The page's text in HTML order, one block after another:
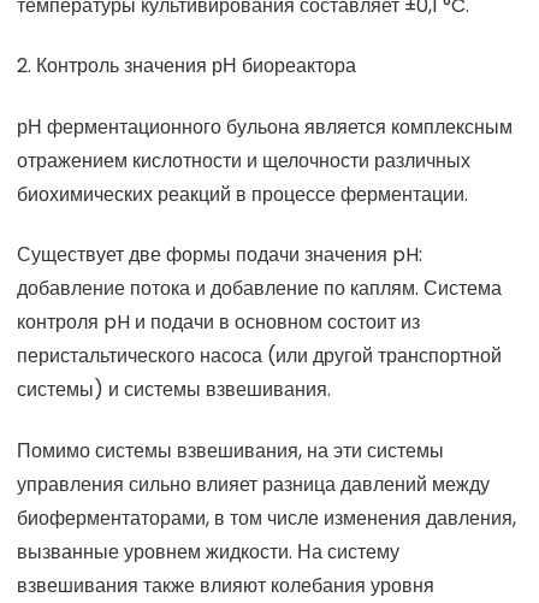
2. Контроль значения рН биореактора
рН ферментационного бульона является комплексным
отражением кислотности и щелочности различных
биохимических реакций в процессе ферментации.
Существует две формы подачи значения pH:
добавление потока и добавление по каплям. Система
контроля pH и подачи в основном состоит из
перистальтического насоса (или другой транспортной
системы) и системы взвешивания.
Помимо системы взвешивания, на эти системы
управления сильно влияет разница давлений между
биоферментаторами, в том числе изменения давления,
вызванные уровнем жидкости. На систему
взвешивания также влияют колебания уровня